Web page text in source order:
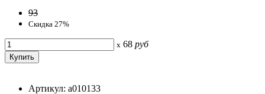
93
Скидка 27%
x 68 руб
Артикул: a010133